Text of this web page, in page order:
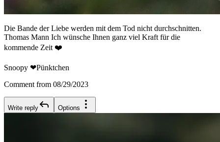
Die Bande der Liebe werden mit dem Tod nicht durchschnitten.
Thomas Mann Ich wünsche Ihnen ganz viel Kraft für die
kommende Zeit ❤️
Snoopy ❤Pünktchen
Comment from 08/29/2023
Write reply Options